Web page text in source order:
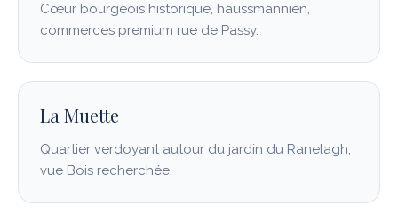
Cœur bourgeois historique, haussmannien,
commerces premium rue de Passy.
La Muette
Quartier verdoyant autour du jardin du Ranelagh,
vue Bois recherchée.